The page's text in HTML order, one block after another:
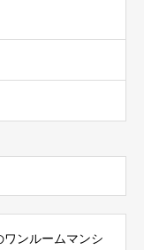
ンルームマンシ